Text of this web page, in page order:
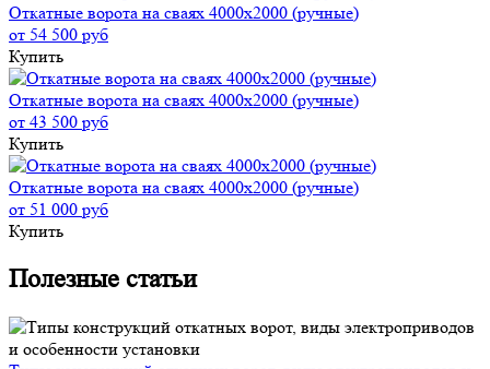
Откатные ворота на сваях 4000x2000 (ручные)
от 54 500 руб
Купить
Откатные ворота на сваях 4000x2000 (ручные)
от 43 500 руб
Купить
Откатные ворота на сваях 4000x2000 (ручные)
от 51 000 руб
Купить
Полезные статьи